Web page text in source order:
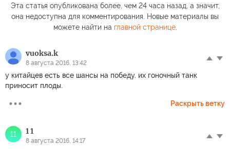
Эта статья опубликована более, чем 24 часа назад, а значит,
она недоступна для комментирования. Новые материалы вы
можете найти на главной странице.
vuoksa.k
8 августа 2016, 13:42
у китайцев есть все шансы на победу. их гоночный танк
приносит плоды.
Раскрыть ветку
11 1 1
8 августа 2016, 14:17